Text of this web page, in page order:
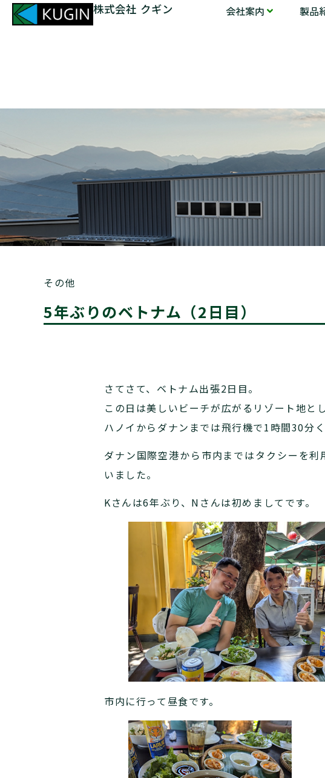
株式会社 クギン 会社案内 製品
その他
5年ぶりのベトナム（2日目）
さてさて、ベトナム出張2日目。
この日は美しいビーチが広がるリゾート地と
ハノイからダナンまでは飛行機で1時間30分く
ダナン国際空港から市内まではタクシーを
いました。
Kさんは6年ぶり、Nさんは初めましてです。
市内に行って昼食です。